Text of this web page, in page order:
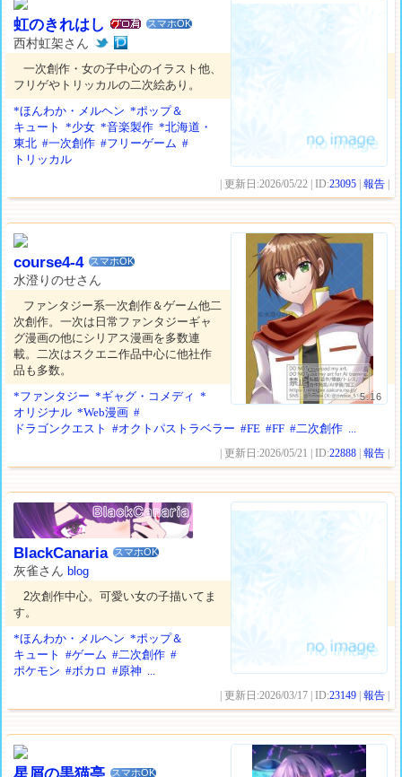
虹のきれはし スマホOK
西村虹架さん
一次創作・女の子中心のイラスト他、
フリゲやトリッカルの二次絵あり。
*ほんわか・メルヘン *ポップ＆
キュート
*少女 *音楽製作 *北海道・
東北 #一次創作 #フリーゲーム #
トリッカル
| 更新日:2026/05/22 | ID:23095 |報告
5.16
course4-4 スマホOK
水澄りのせさん
ファンタジー系一次創作＆ゲーム他二
次創作。一次は日常ファンタジーギャ
グ漫画の他にシリアス漫画を多数連
載。二次はスクエニ作品中心に他社作
品も多数。
*ファンタジー *ギャグ・コメディ *
オリジナル *Web漫画 #
ドラゴンクエスト
#オクトパストラベラー #FE #FF #二次創作 ...
| 更新日:2026/05/21 | ID:22888 |報告
BlackCanaria スマホOK
灰雀さんblog
2次創作中心。可愛い女の子描いてま
す。
*ほんわか・メルヘン *ポップ＆
キュート
#ゲーム #二次創作 #
ポケモン #ボカロ #原神 ...
| 更新日:2026/03/17 | ID:23149 |報告
スマホOK